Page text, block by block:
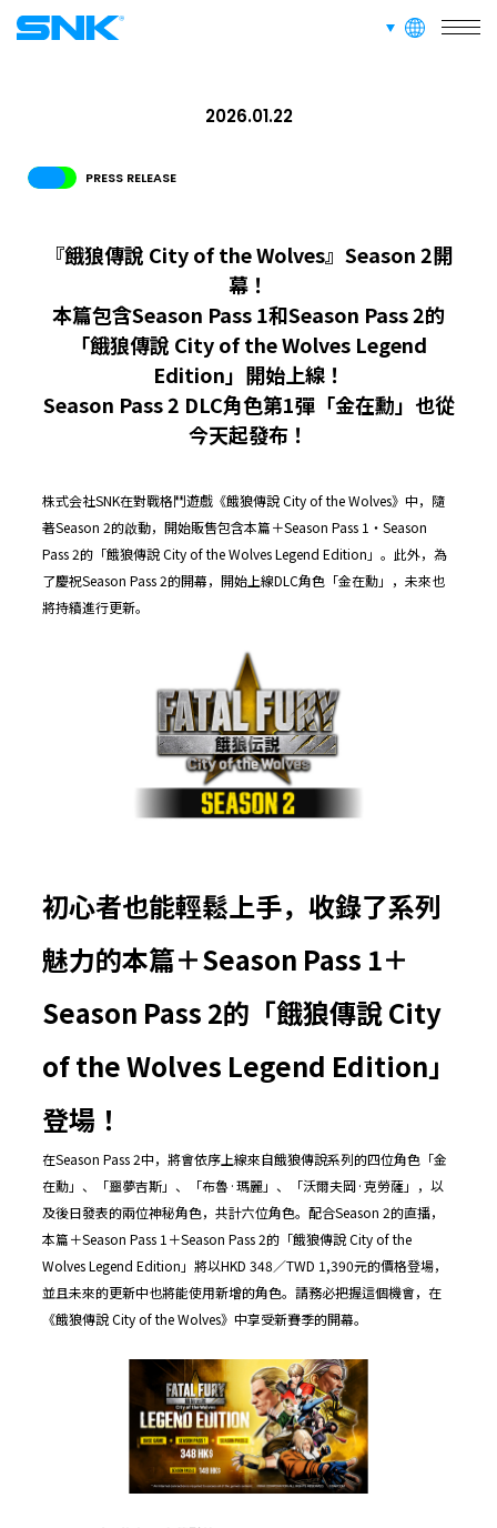
languages
PRESS RELEASE
2026.01.22
『餓狼傳說 City of the Wolves』Season 2開
幕！
本篇包含Season Pass 1和Season Pass 2的
「餓狼傳說 City of the Wolves Legend
Edition」開始上線！
Season Pass 2 DLC角色第1彈「金在勳」也從
今天起發布！
株式会社SNK在對戰格鬥遊戲《餓狼傳說 City of the Wolves》中，隨
著Season 2的啟動，開始販售包含本篇＋Season Pass 1・Season
Pass 2的「餓狼傳說 City of the Wolves Legend Edition」。此外，為
了慶祝Season Pass 2的開幕，開始上線DLC角色「金在勳」，未來也
將持續進行更新。
初心者也能輕鬆上手，收錄了系列
魅力的本篇＋Season Pass 1＋
Season Pass 2的「餓狼傳說City
of the Wolves Legend Edition」
登場！
在Season Pass 2中，將會依序上線來自餓狼傳說系列的四位角色「金
在勳」、「噩夢吉斯」、「布魯·瑪麗」、「沃爾夫岡·克勞薩」，以
及後日發表的兩位神秘角色，共計六位角色。配合Season 2的直播，
本篇＋Season Pass 1＋Season Pass 2的「餓狼傳說 City of the
Wolves Legend Edition」將以HKD 348／TWD 1,390元的價格登場，
並且未來的更新中也將能使用新增的角色。請務必把握這個機會，在
《餓狼傳說 City of the Wolves》中享受新賽季的開幕。